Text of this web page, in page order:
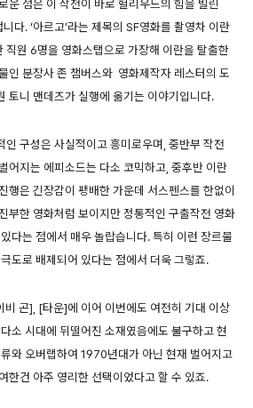
운 점은 이 작전이 바로 헐리우드의 힘을 빌린
다. ‘아르고’라는 제목의 SF영화를 촬영차 이란
직원 6명을 영화스탭으로 가장해 이란을 탈출한
인 분장사 존 챔버스와 영화제작자 레스터의 도
토니 맨데즈가 실행에 옮기는 이야기입니다.
인 구성은 사실적이고 흥미로우며, 중반부 작전
어지는 에피소드는 다소 코믹하고, 중후반 이란
행은 긴장감이 팽배한 가운데 서스펜스를 한없이
부한 영화처럼 보이지만 정통적인 구출작전 영화
다는 점에서 매우 놀랍습니다. 특히 이런 장르물
도로 배제되어 있다는 점에서 더욱 그렇죠.
곤], [타운]에 이어 이번에도 여전히 기대 이상
소 시대에 뒤떨어진 소재였음에도 불구하고 현
와 오버랩하여 1970년대가 아닌 현재 벌어지고
한건 아주 영리한 선택이었다고 할 수 있죠.